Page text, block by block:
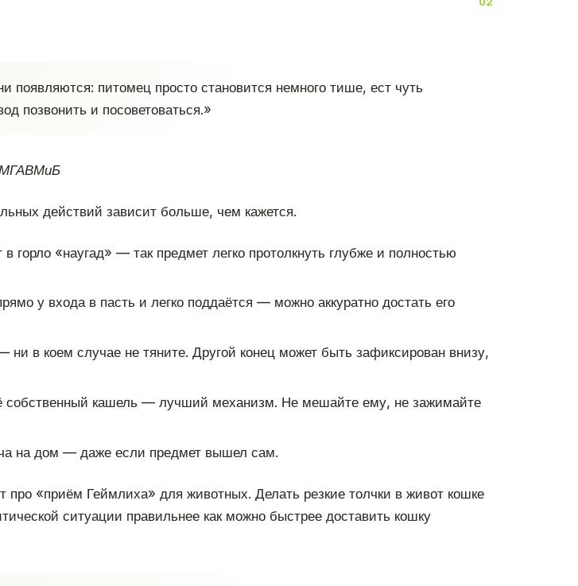
появляются: питомец просто становится немного тише, ест чуть
позвонить и посоветоваться.»
МГАВМиБ
действий зависит больше, чем кажется.
горло «наугад» — так предмет легко протолкнуть глубже и полностью
у входа в пасть и легко поддаётся — можно аккуратно достать его
в коем случае не тяните. Другой конец может быть зафиксирован внизу,
собственный кашель — лучший механизм. Не мешайте ему, не зажимайте
на дом — даже если предмет вышел сам.
«приём Геймлиха» для животных. Делать резкие толчки в живот кошке
ситуации правильнее как можно быстрее доставить кошку